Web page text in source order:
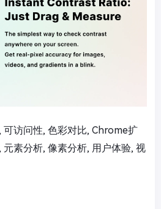
可访问性, 色彩对比, Chrome扩
元素分析, 像素分析, 用户体验, 视